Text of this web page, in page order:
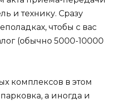
и технику. Сразу
чтобы с вас
(обычно 5000-10000
комплексов в этом
а иногда и